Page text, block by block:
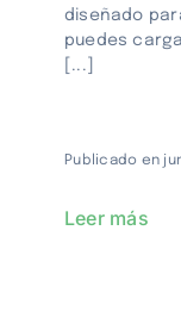
diseñado
puedes
[...]
Publicado en
Leer más